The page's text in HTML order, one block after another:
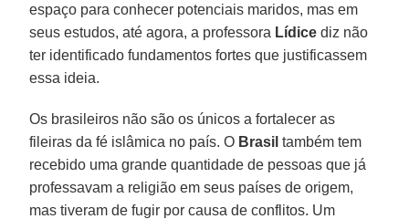
espaço para conhecer potenciais maridos, mas em
seus estudos, até agora, a professora Lídice diz não
ter identificado fundamentos fortes que justificassem
essa ideia.
Os brasileiros não são os únicos a fortalecer as
fileiras da fé islâmica no país. O Brasil também tem
recebido uma grande quantidade de pessoas que já
professavam a religião em seus países de origem,
mas tiveram de fugir por causa de conflitos. Um